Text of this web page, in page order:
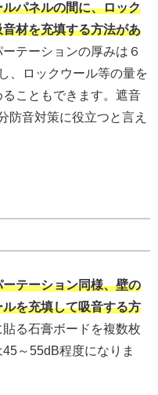
パネルの間に、ロック
材を充填する方法があ
テーションの厚みは６
、ロックウール等の量を
こともできます。遮音
防音対策に役立つと言え
テーション同様、壁の
を充填して吸音する方
貼る石膏ボードを複数枚
～55dB程度になりま